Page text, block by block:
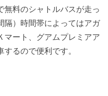
無料のシャトルバスが走っ
隔）時間帯によってはアガ
マート、グアムプレミアア
るので便利です。